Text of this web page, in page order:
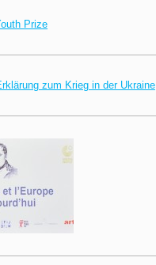
Prize
zum Krieg in der Ukraine